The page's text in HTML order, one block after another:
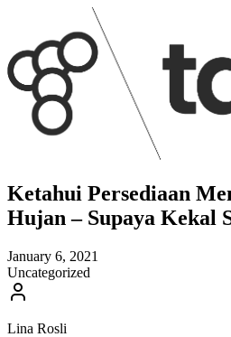
Ketahui Persediaan
Hujan – Supaya Kekal
January 6, 2021
Uncategorized
Lina Rosli